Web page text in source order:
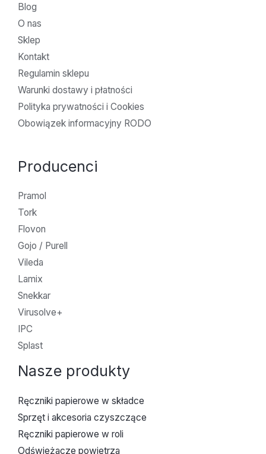
Blog
O nas
Sklep
Kontakt
Regulamin sklepu
Warunki dostawy i płatności
Polityka prywatności i Cookies
Obowiązek informacyjny RODO
Producenci
Pramol
Tork
Flovon
Gojo / Purell
Vileda
Lamix
Snekkar
Virusolve+
IPC
Splast
Nasze produkty
Ręczniki papierowe w składce
Sprzęt i akcesoria czyszczące
Ręczniki papierowe w roli
Odświeżacze powietrza